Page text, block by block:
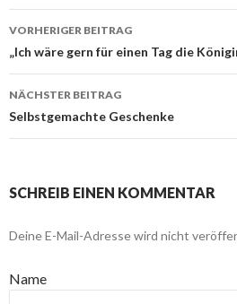
Beitragsnavigation
VORHERIGER BEITRAG
„Ich wäre gern für einen Tag die
NÄCHSTER BEITRAG
Selbstgemachte Geschenke
SCHREIB EINEN KOMMENTAR
Deine E-Mail-Adresse wird nicht
Name